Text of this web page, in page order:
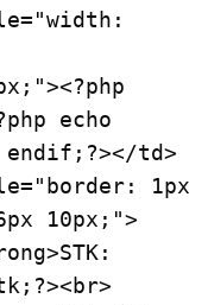
= "width:
><?php
echo
endif ; ?></td>
= "border: 1px
10px;">
>STK:
; ?>< br>